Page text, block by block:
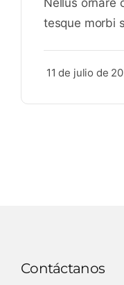
tesque morbi
11 de julio de
Contáctanos